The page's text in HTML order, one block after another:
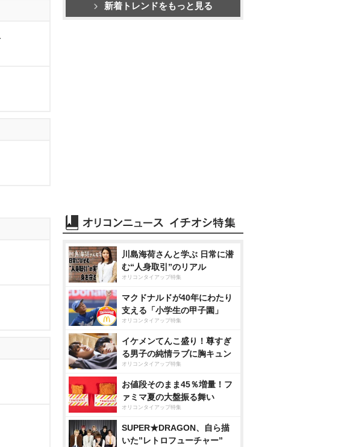
新着トレンドをもっと見る
川島海荷さんと学ぶ 日常に潜
む“人身取引”のリアル
オリコンタイアップ特集
マクドナルドが40年にわたり
支える「小学生の甲子園」
オリコンタイアップ特集
イケメンてんこ盛り！尊すぎ
る男子の純情ラブに胸キュン
オリコンタイアップ特集
お値段そのまま45％増量！フ
ァミマ夏の大盤振る舞い
オリコンタイアップ特集
SUPER★DRAGON、自ら描
いた”レトロフューチャー”